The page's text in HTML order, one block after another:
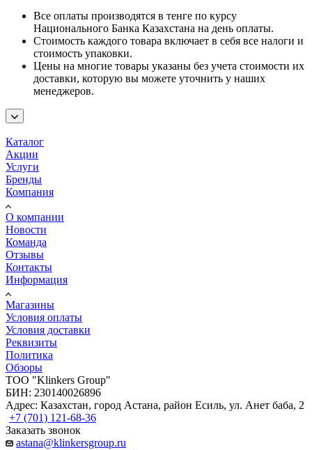
Все оплаты производятся в тенге по курсу
Национального Банка Казахстана на день оплаты.
Стоимость каждого товара включает в себя все налоги и
стоимость упаковки.
Цены на многие товары указаны без учета стоимости их
доставки, которую вы можете уточнить у наших
менеджеров.
Каталог
Акции
Услуги
Бренды
Компания
О компании
Новости
Команда
Отзывы
Контакты
Информация
Магазины
Условия оплаты
Условия доставки
Реквизиты
Политика
Обзоры
TOO "Klinkers Group"
БИН: 230140026896
Адрес: Казахстан, город Астана, район Есиль, ул. Анет баба, 2
+7 (701) 121-68-36
Заказать звонок
astana@klinkersgroup.ru